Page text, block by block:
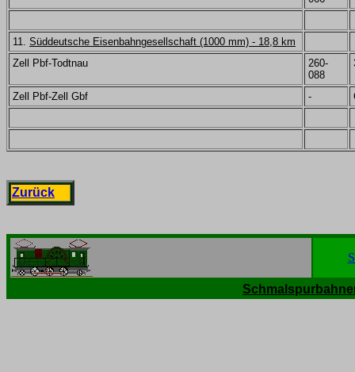
11. Süddeutsche Eisenbahngesellschaft (1000 mm) - 18,8 km
Zell Pbf-Todtnau
260-
088
Zell Pbf-Zell Gbf -
Zurück